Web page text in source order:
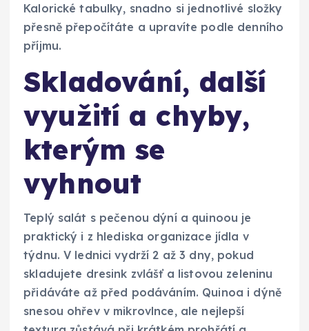
Kalorické tabulky, snadno si jednotlivé složky
přesně přepočítáte a upravíte podle denního
příjmu.
Skladování, další
využití a chyby,
kterým se
vyhnout
Teplý salát s pečenou dýní a quinoou je
praktický i z hlediska organizace jídla v
týdnu. V lednici vydrží 2 až 3 dny, pokud
skladujete dresink zvlášť a listovou zeleninu
přidáváte až před podáváním. Quinoa i dýně
snesou ohřev v mikrovlnce, ale nejlepší